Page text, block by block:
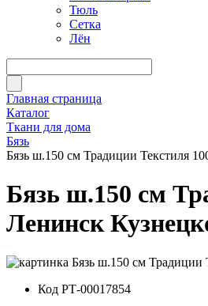
Тюль
Сетка
Лён
Главная страница
Каталог
Ткани для дома
Бязь
Бязь ш.150 см Традиции Текстиля
Бязь ш.150 см
Ленинск
Код РТ-00017854